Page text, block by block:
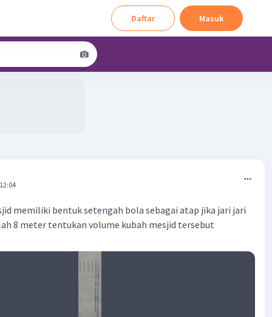
Daftar Masuk
memiliki bentuk setengah bola sebagai atap jika jari jari
8 meter tentukan volume kubah mesjid tersebut